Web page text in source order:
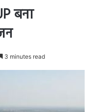
बना
3 minutes read